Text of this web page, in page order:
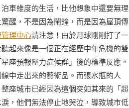
車維度的生活，比他想象中還要無理
醒，不是因為鬧鐘，而是因為屋頂傳
理中心請注意！由於月球剛剛打了一
起來像是一個正在經歷中年危機的雙
座預報壓力症候群」後的標準反應。
中走出來的藝術品。而張水瓶的人
座城市已經因為這個突如其來的「超
，他們無法停止地哭泣，導致城市低